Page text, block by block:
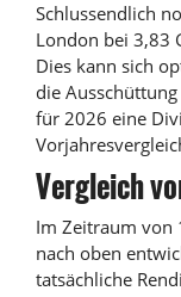
Schlussendlich
London bei 3,83
Dies kann sich
die
für 2026 eine
Vergleich
Im Zeitraum von
nach oben
tatsächliche